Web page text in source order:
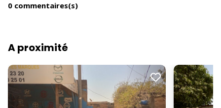
0 commentaires(s)
A proximité